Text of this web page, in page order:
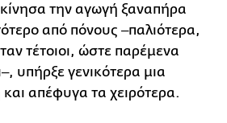
την αγωγή ξαναπήρα
από πόνους ‒παλιότερα,
τέτοιοι, ώστε παρέμενα
υπήρξε γενικότερα μια
απέφυγα τα χειρότερα.